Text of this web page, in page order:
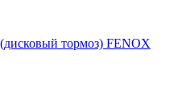
тормоз) FENOX